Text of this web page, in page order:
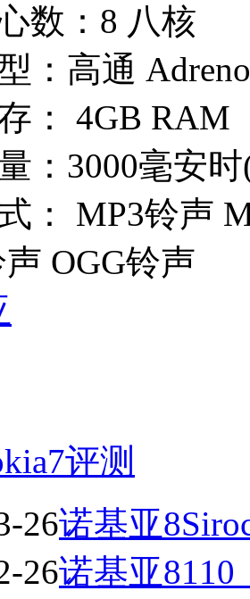
数： 8 八核
： 高通
：
4GB RAM
： 3000毫安
：
MP3铃声
OGG铃声
评测
26诺基亚
26诺基亚8110